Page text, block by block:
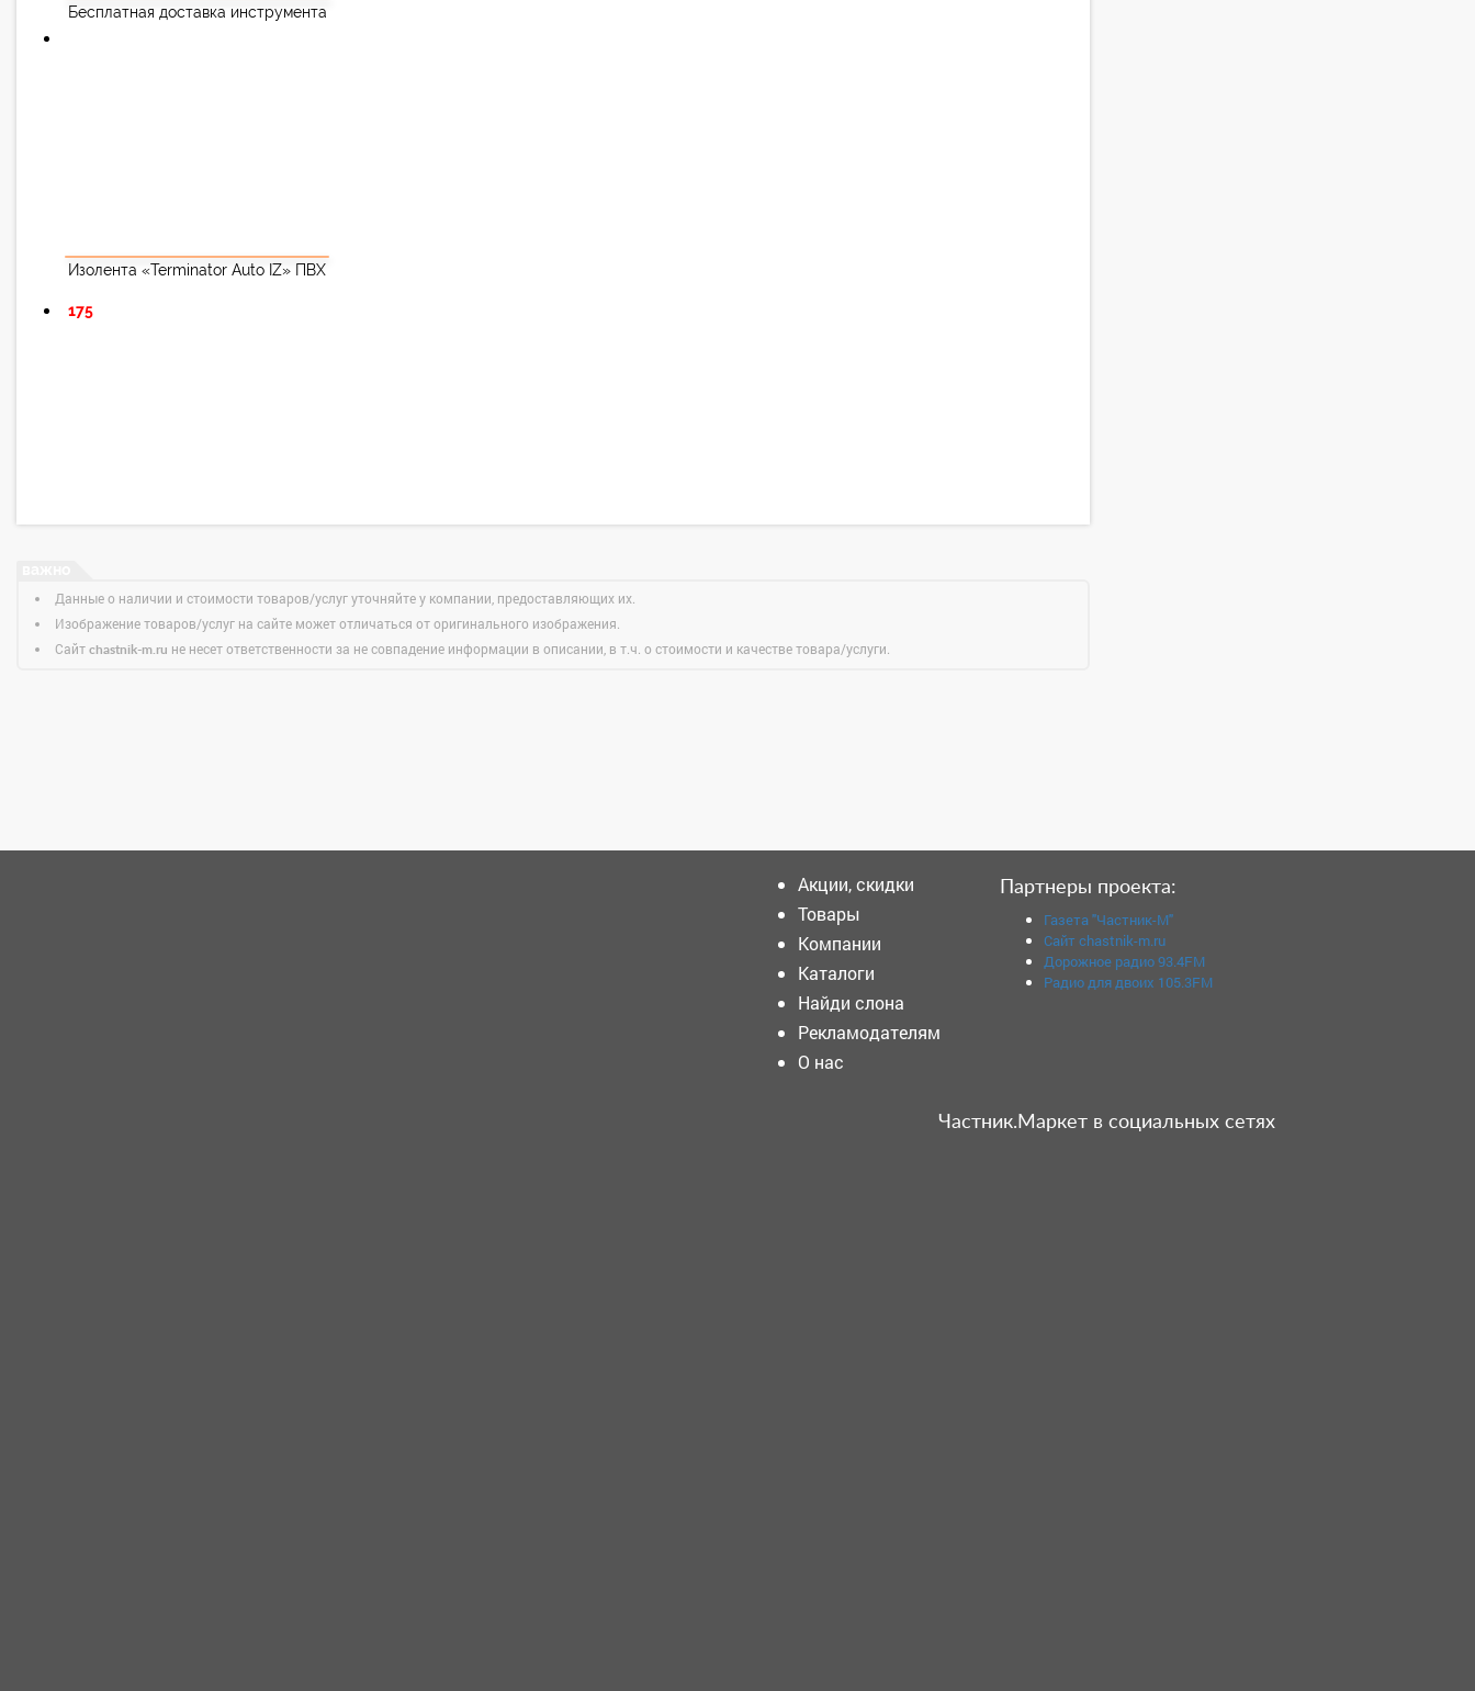
Бесплатная доставка инструмента
Изолента «Terminator Auto IZ» ПВХ
175
Данные о наличии и стоимости товаров/услуг уточняйте у компании, предоставляющих их.
Изображение товаров/услуг на сайте может отличаться от оригинального изображения.
Сайт chastnik-m.ru не несет ответственности за не совпадение информации в описании, в т.ч. о стоимости и качестве товара/услуги.
Акции, скидки
Товары
Компании
Каталоги
Найди слона
Рекламодателям
О нас
Партнеры проекта:
Газета "Частник-М"
Сайт chastnik-m.ru
Дорожное радио 93.4FM
Радио для двоих 105.3FM
Частник.Маркет в социальных сетях